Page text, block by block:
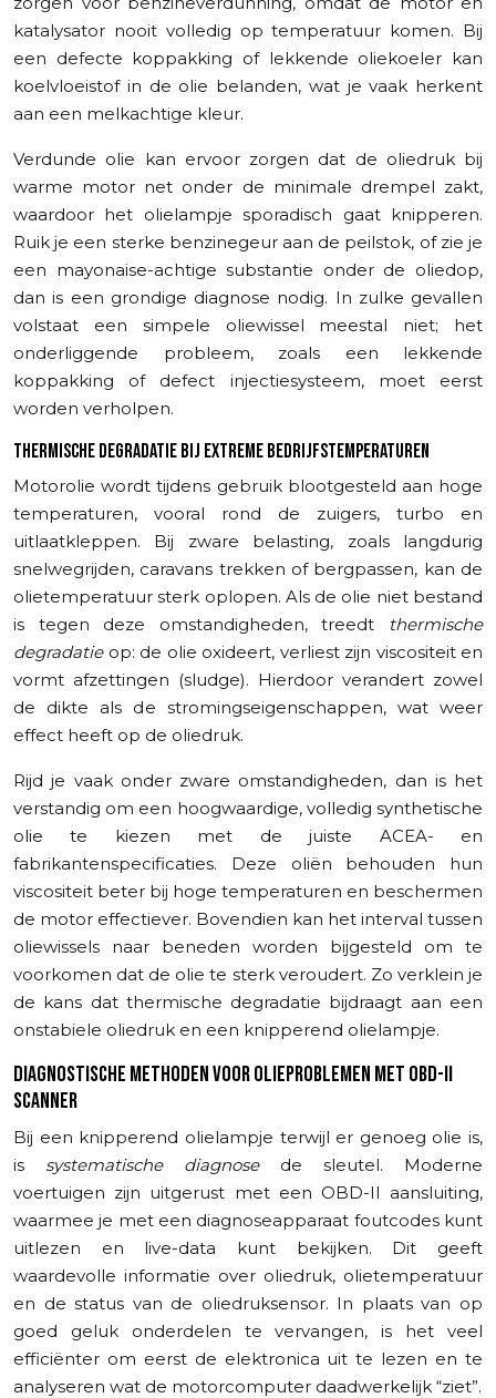
katalysator nooit volledig op temperatuur komen. Bij
een defecte koppakking of lekkende oliekoeler kan
koelvloeistof in de olie belanden, wat je vaak herkent
aan een melkachtige kleur.
Verdunde olie kan ervoor zorgen dat de oliedruk bij
warme motor net onder de minimale drempel zakt,
waardoor het olielampje sporadisch gaat knipperen.
Ruik je een sterke benzinegeur aan de peilstok, of zie je
een mayonaise-achtige substantie onder de oliedop,
dan is een grondige diagnose nodig. In zulke gevallen
volstaat een simpele oliewissel meestal niet; het
onderliggende probleem, zoals een lekkende
koppakking of defect injectiesysteem, moet eerst
worden verholpen.
THERMISCHE DEGRADATIE BIJ EXTREME BEDRIJFSTEMPERATUREN
Motorolie wordt tijdens gebruik blootgesteld aan hoge
temperaturen, vooral rond de zuigers, turbo en
uitlaatkleppen. Bij zware belasting, zoals langdurig
snelwegrijden, caravans trekken of bergpassen, kan de
olietemperatuur sterk oplopen. Als de olie niet bestand
is tegen deze omstandigheden, treedt
thermische
degradatieop: de olie oxideert, verliest zijn viscositeit en
vormt afzettingen (sludge). Hierdoor verandert zowel
de dikte als de stromingseigenschappen, wat weer
effect heeft op de oliedruk.
Rijd je vaak onder zware omstandigheden, dan is het
verstandig om een hoogwaardige, volledig synthetische
olie te kiezen met de juiste ACEA- en
fabrikantenspecificaties. Deze oliën behouden hun
viscositeit beter bij hoge temperaturen en beschermen
de motor effectiever. Bovendien kan het interval tussen
oliewissels naar beneden worden bijgesteld om te
voorkomen dat de olie te sterk veroudert. Zo verklein je
de kans dat thermische degradatie bijdraagt aan een
onstabiele oliedruk en een knipperend olielampje.
DIAGNOSTISCHE METHODEN VOOR OLIEPROBLEMEN MET OBD-II
SCANNER
Bij een knipperend olielampje terwijl er genoeg olie is,
is systematische diagnosede sleutel. Moderne
voertuigen zijn uitgerust met een OBD-II aansluiting,
waarmee je met een diagnoseapparaat foutcodes kunt
uitlezen en live-data kunt bekijken. Dit geeft
waardevolle informatie over oliedruk, olietemperatuur
en de status van de oliedruksensor. In plaats van op
goed geluk onderdelen te vervangen, is het veel
efficiënter om eerst de elektronica uit te lezen en te
analyseren wat de motorcomputer daadwerkelijk “ziet”.